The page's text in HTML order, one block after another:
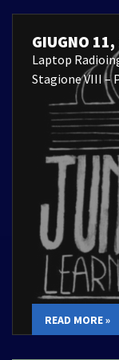
GIUGNO
Laptop
Stagione VIII –
READ MORE »